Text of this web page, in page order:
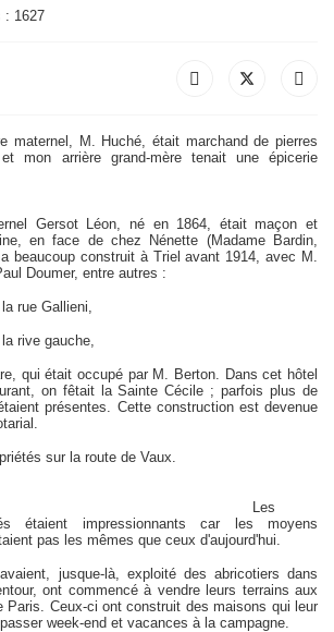
: 1627
maternel, M. Huché, était marchand de pierres
mon arrière grand-mère tenait une épicerie
Gersot Léon, né en 1864, était maçon et
en face de chez Nénette (Madame Bardin,
beaucoup construit à Triel avant 1914, avec M.
Doumer, entre autres :
rue Gallieni,
rive gauche,
qui était occupé par M. Berton. Dans cet hôtel
on fêtait la Sainte Cécile ; parfois plus de
présentes. Cette construction est devenue
sur la route de Vaux.
Les
étaient impressionnants car les moyens
pas les mêmes que ceux d'aujourd'hui.
jusque-là, exploité des abricotiers dans
ont commencé à vendre leurs terrains aux
Paris. Ceux-ci ont construit des maisons qui leur
week-end et vacances à la campagne.